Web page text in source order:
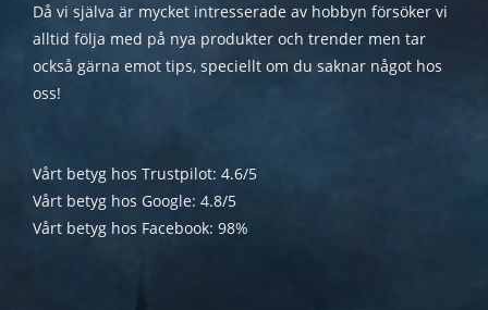
Då vi själva är mycket intresserade av hobbyn försöker vi
alltid följa med på nya produkter och trender men tar
också gärna emot tips, speciellt om du saknar något hos
oss!
Vårt betyg hos Trustpilot: 4.6/5
Vårt betyg hos Google: 4.8/5
Vårt betyg hos Facebook: 98%